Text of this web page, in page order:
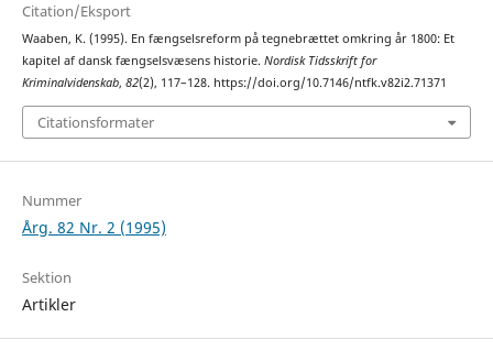
Citation/Eksport
Waaben, K. (1995). En fængselsreform på tegnebrættet omkring år 1800: Et
kapitel af dansk fængselsvæsens historie. Nordisk Tidsskrift for
Kriminalvidenskab, 82(2), 117–128. https://doi.org/10.7146/ntfk.v82i2.71371
Citationsformater
Nummer
Årg. 82 Nr. 2 (1995)
Sektion
Artikler